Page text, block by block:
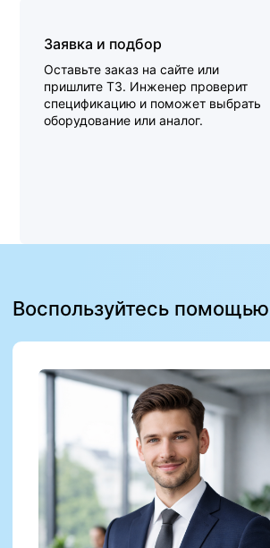
Заявка и подбор
Оставьте заказ на сайте или
пришлите ТЗ. Инженер проверит
спецификацию и поможет выбрать
оборудование или аналог.
Воспользуйтесь